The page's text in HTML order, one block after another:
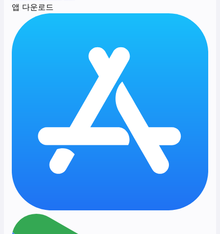
앱 다운로드